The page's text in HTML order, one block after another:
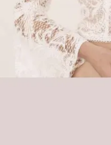
Romantisches
Lange